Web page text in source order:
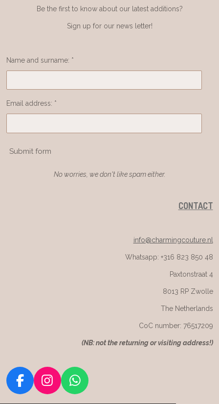
Be the first to know about our latest additions?
Sign up for our news letter!
Name and surname: *
Email address: *
Submit form
No worries, we don't like spam either.
CONTACT
info@charmingcouture.nl
Whatsapp: +316 823 850 48
Paxtonstraat 4
8013 RP Zwolle
The Netherlands
CoC number: 76517209
(NB: not the returning or visiting address!)
F
I
W